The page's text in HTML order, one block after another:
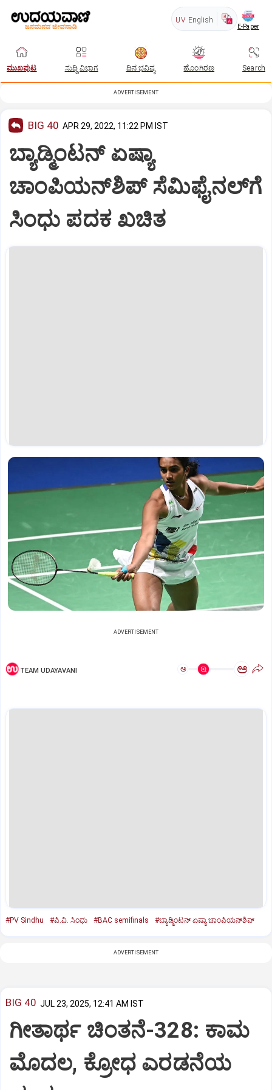
UV English
E-Paper
ಮುಖಪುಟ ಸುದ್ದಿ ವಿಭಾಗ ದಿನ ಭವಿಷ್ಯ ಹೊಂಗಿರಣ Search
ADVERTISEMENT
BIG 40 APR 29, 2022, 11:22 PM IST
ಬ್ಯಾಡ್ಮಿಂಟನ್‌ ಏಷ್ಯಾ
ಚಾಂಪಿಯನ್‌ಶಿಪ್‌ ಸೆಮಿಫೈನಲ್‌ಗೆ
ಸಿಂಧು ಪದಕ ಖಚಿತ
ADVERTISEMENT
TEAM UDAYAVANI ಅ ಅ
#PV Sindhu #ಪಿ.ವಿ. ಸಿಂಧು #BAC semifinals #ಬ್ಯಾಡ್ಮಿಂಟನ್‌ ಏಷ್ಯಾ ಚಾಂಪಿಯನ್‌ಶಿಪ್‌
ADVERTISEMENT
BIG 40 JUL 23, 2025, 12:41 AM IST
ಗೀತಾರ್ಥ ಚಿಂತನೆ-328: ಕಾಮ
ಮೊದಲ, ಕ್ರೋಧ ಎರಡನೆಯ